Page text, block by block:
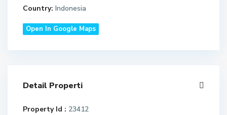
Country: Indonesia
Open In Google Maps
Detail Properti
Property Id : 23412